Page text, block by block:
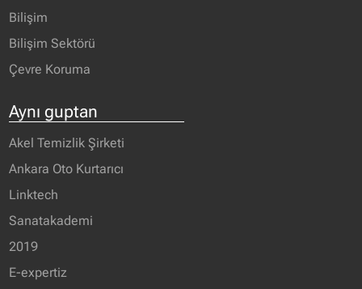
Bilişim
Bilişim Sektörü
Çevre Koruma
Aynı guptan
Akel Temizlik Şirketi
Ankara Oto Kurtarıcı
Linktech
Sanatakademi
2019
E-expertiz